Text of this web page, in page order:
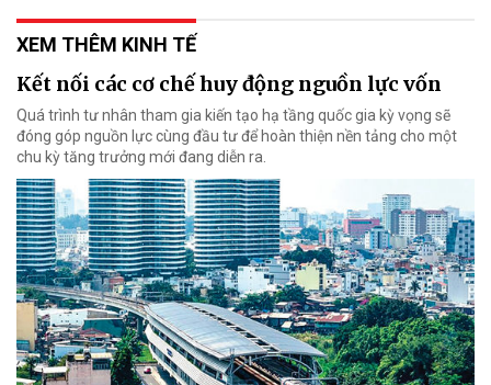
XEM THÊM KINH TẾ
Kết nối các cơ chế huy động nguồn lực vốn
Quá trình tư nhân tham gia kiến tạo hạ tầng quốc gia kỳ vọng sẽ
đóng góp nguồn lực cùng đầu tư để hoàn thiện nền tảng cho một
chu kỳ tăng trưởng mới đang diễn ra.